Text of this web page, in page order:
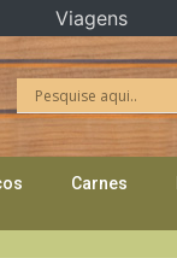
Carnes
Viagens